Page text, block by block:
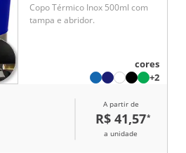
Copo Térmico Inox 500ml com
tampa e abridor.
cores
+2
A partir de
R$ 41,57*
a unidade